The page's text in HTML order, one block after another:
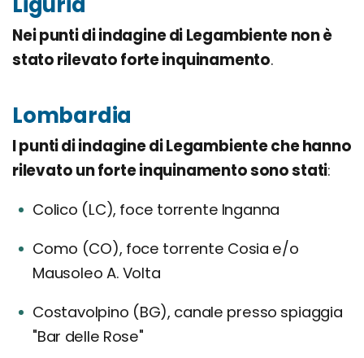
Nei punti di indagine di Legambiente non è
stato rilevato forte inquinamento.
Lombardia
I punti di indagine di Legambiente che hanno
rilevato un forte inquinamento sono stati:
Colico (LC), foce torrente Inganna
Como (CO), foce torrente Cosia e/o
Mausoleo A. Volta
Costavolpino (BG), canale presso spiaggia
"Bar delle Rose"